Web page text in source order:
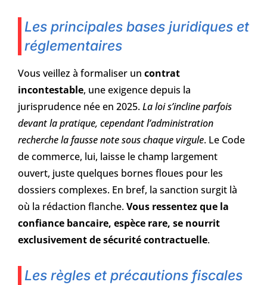
Les principales bases juridiques et
réglementaires
Vous veillez à formaliser un contrat
incontestable, une exigence depuis la
jurisprudence née en 2025.La loi s’incline parfois
devant la pratique, cependant l’administration
recherche la fausse note sous chaque virgule. Le Code
de commerce, lui, laisse le champ largement
ouvert, juste quelques bornes floues pour les
dossiers complexes. En bref, la sanction surgit là
où la rédaction flanche.Vous ressentez que la
confiance bancaire, espèce rare, se nourrit
exclusivement de sécurité contractuelle.
Les règles et précautions fiscales